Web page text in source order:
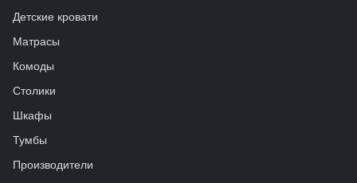
Детские кровати
Матрасы
Комоды
Столики
Шкафы
Тумбы
Производители